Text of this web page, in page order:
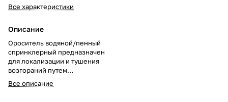
Все характеристики
Описание
Ороситель водяной/пенный
спринклерный предназначен
для локализации и тушения
возгораний путем
разбрызгивания и
распределения ОТВ по
Все описание